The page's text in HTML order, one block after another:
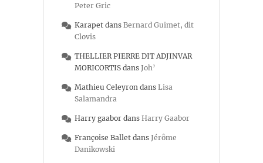
Peter Gric
Karapet dans Bernard Guimet, dit
Clovis
THELLIER PIERRE DIT ADJINVAR
MORICORTIS dans Joh’
Mathieu Celeyron dans Lisa
Salamandra
Harry gaabor dans Harry Gaabor
Françoise Ballet dans Jérôme
Danikowski